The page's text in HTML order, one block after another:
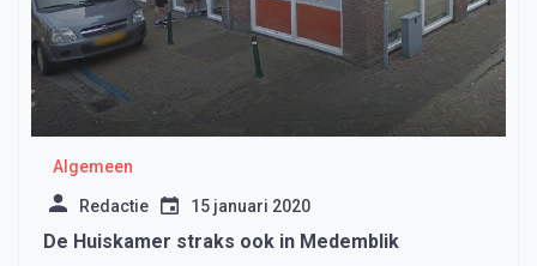
Algemeen
Redactie 15 januari 2020
De Huiskamer straks ook in Medemblik